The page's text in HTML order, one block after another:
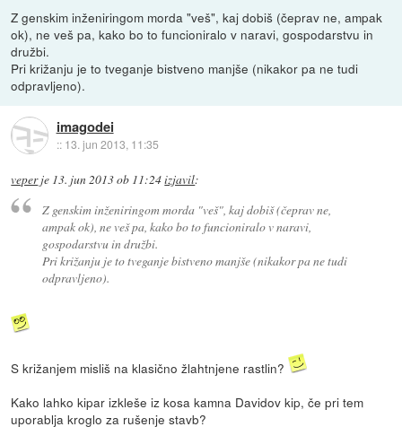
Z genskim inženiringom morda "veš", kaj dobiš (čeprav ne, ampak
ok), ne veš pa, kako bo to funcioniralo v naravi, gospodarstvu in
družbi.
Pri križanju je to tveganje bistveno manjše (nikakor pa ne tudi
odpravljeno).
imagodei
:: 13. jun 2013, 11:35
veperje 13. jun 2013 ob 11:24izjavil:
Z genskim inženiringom morda "veš", kaj dobiš (čeprav ne,
ampak ok), ne veš pa, kako bo to funcioniralo v naravi,
gospodarstvu in družbi.
Pri križanju je to tveganje bistveno manjše (nikakor pa ne tudi
odpravljeno).
S križanjem misliš na klasično žlahtnjene rastlin?
Kako lahko kipar izkleše iz kosa kamna Davidov kip, če pri tem
uporablja kroglo za rušenje stavb?